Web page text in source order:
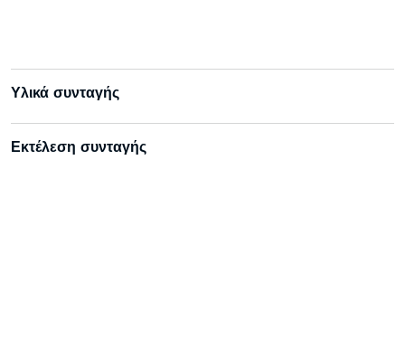
Υλικά συνταγής
Εκτέλεση συνταγής